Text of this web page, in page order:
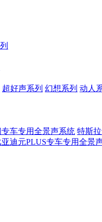
超好声系列 幻想系列 动人
车专用全景声系统 特斯
亚迪元PLUS专车专用全景